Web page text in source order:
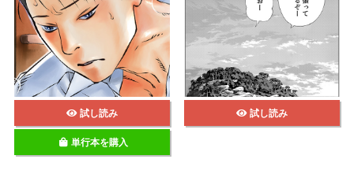
試し読み
単行本を購入
試し読み